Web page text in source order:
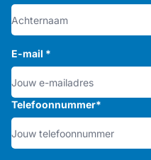
E-mail *
Telefoonnummer*